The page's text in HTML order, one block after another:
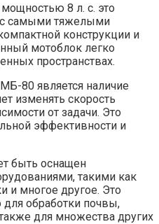
8 л. с. это
с самыми тяжелыми
конструкции и
мотоблок легко
пространствах.
80 является наличие
изменять скорость
от задачи. Это
эффективности и
быть оснащен
такими как
и многое другое. Это
для обработки почвы,
для множества других